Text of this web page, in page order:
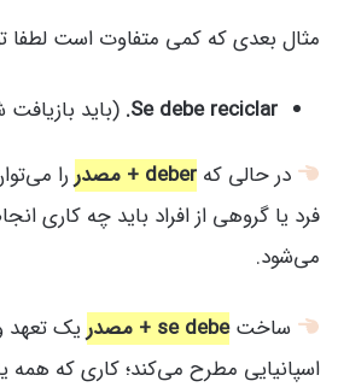
مثال بعدی که کمی متفاوت است لطفا
Se debe reciclar. (باید
در حالی کهdeber + مصدر
را
فرد یا گروهی از افراد باید چه کاری
می‌شود.
ساختse debe + مصدر
یک تعهد
اسپانیایی مطرح می‌کند؛ کاری که همه